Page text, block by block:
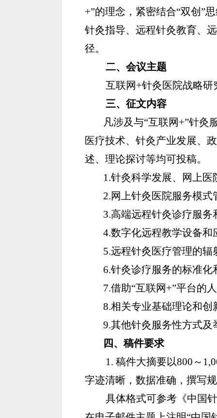
+”的理念，紧密结合“双创”
针灸指导、远程针灸教育、
径。
二、会议主题
互联网+针灸医院战略研
三、征文内容
凡涉及与“互联网+”针灸
医疗技术、针灸产业发展、
述、理论探讨等均可投稿。
1.针灸科学发展、网上医
2.网上针灸医院服务模
3.高端远程针灸诊疗服务
4.数字化远程教学设备和
5.远程针灸医疗管理的辐
6.针灸诊疗服务的标准化
7.借助“互联网+”平台的
8.相关专业基础理论和创
9.其他针灸服务性方式及
四、稿件要求
1. 稿件大摘要以800 ～
字迹清晰，数据准确，撰写
具体格式可参考《中国